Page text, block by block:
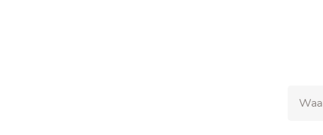
zoek